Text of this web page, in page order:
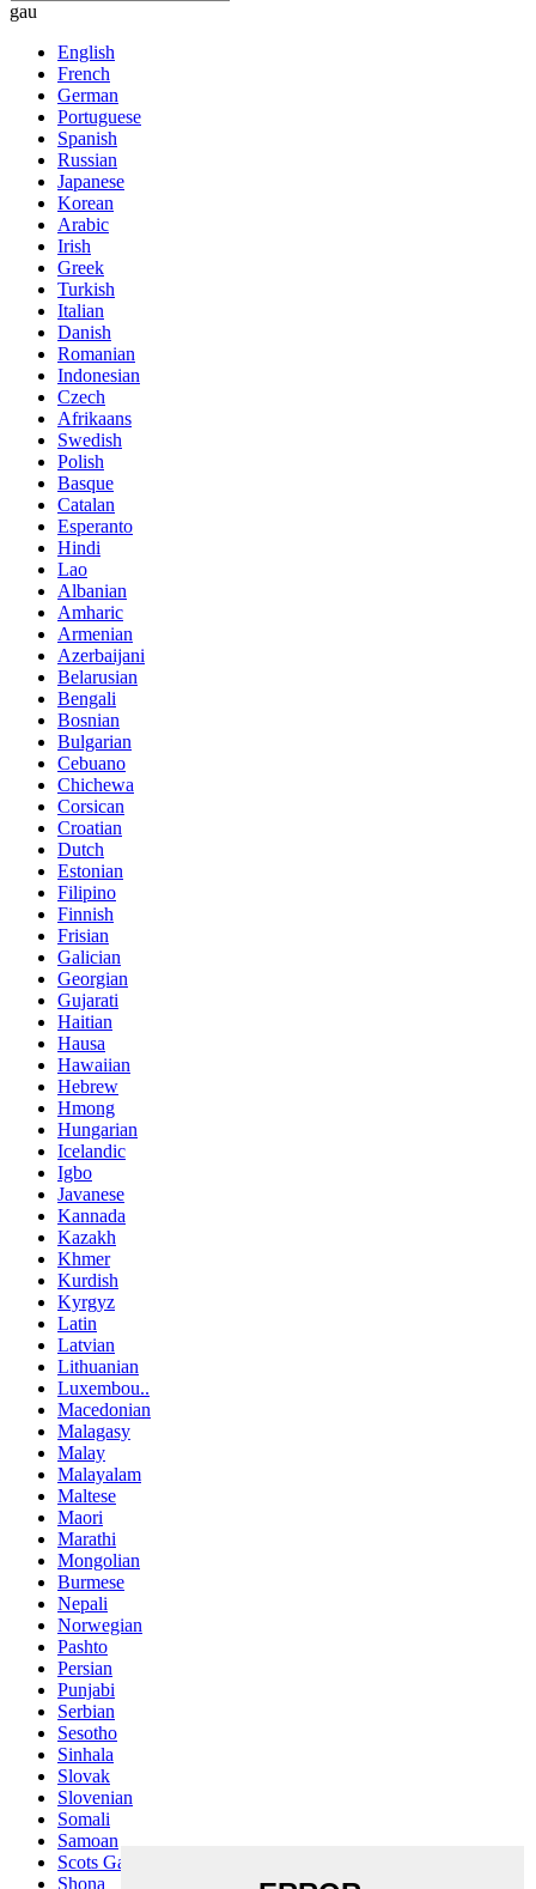
gau
English
French
German
Portuguese
Spanish
Russian
Japanese
Korean
Arabic
Irish
Greek
Turkish
Italian
Danish
Romanian
Indonesian
Czech
Afrikaans
Swedish
Polish
Basque
Catalan
Esperanto
Hindi
Lao
Albanian
Amharic
Armenian
Azerbaijani
Belarusian
Bengali
Bosnian
Bulgarian
Cebuano
Chichewa
Corsican
Croatian
Dutch
Estonian
Filipino
Finnish
Frisian
Galician
Georgian
Gujarati
Haitian
Hausa
Hawaiian
Hebrew
Hmong
Hungarian
Icelandic
Igbo
Javanese
Kannada
Kazakh
Khmer
Kurdish
Kyrgyz
Latin
Latvian
Lithuanian
Luxembou..
Macedonian
Malagasy
Malay
Malayalam
Maltese
Maori
Marathi
Mongolian
Burmese
Nepali
Norwegian
Pashto
Persian
Punjabi
Serbian
Sesotho
Sinhala
Slovak
Slovenian
Somali
Samoan
Scots Gaelic
Shona